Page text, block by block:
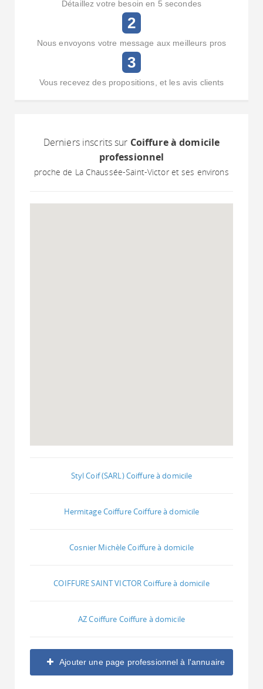
Détaillez votre besoin en 5 secondes
2
Nous envoyons votre message aux meilleurs pros
3
Vous recevez des propositions, et les avis clients
Derniers inscrits sur Coiffure à domicile
professionnel
proche de La Chaussée-Saint-Victor et ses environs
Styl Coif (SARL) Coiffure à domicile
Hermitage Coiffure Coiffure à domicile
Cosnier Michèle Coiffure à domicile
COIFFURE SAINT VICTOR Coiffure à domicile
AZ Coiffure Coiffure à domicile
Ajouter une page professionnel à l'annuaire